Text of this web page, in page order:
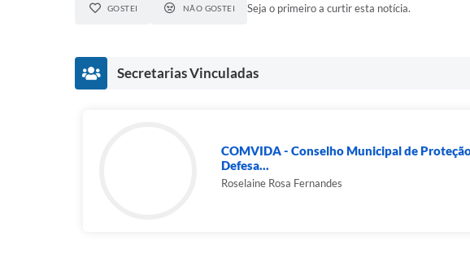
GOSTEI NÃO GOSTEI Seja o primeiro a curtir esta notícia.
Secretarias Vinculadas
COMVIDA - Conselho Municipal de
Defesa...
Roselaine Rosa Fernandes